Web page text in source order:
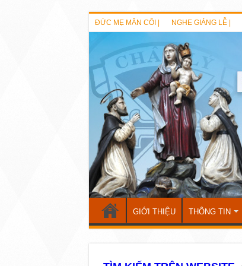
ĐỨC MẸ MÂN CÔI | NGHE GIẢNG LỄ |
GIỚI THIỆU THÔNG TIN